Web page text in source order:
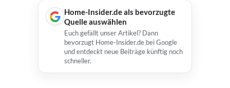
Home-Insider.de als bevorzugte
Quelle auswählen
Euch gefällt unser Artikel? Dann
bevorzugt Home-Insider.de bei Google
und entdeckt neue Beiträge künftig noch
schneller.